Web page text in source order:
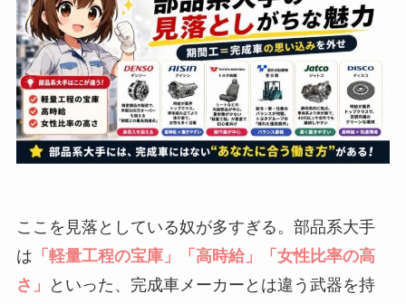
ここを見落としている奴が多すぎる。部品系大手
は 「軽量工程の宝庫」「高時給」「女性比率の高
さ」
といった、完成車メーカーとは違う武器を持